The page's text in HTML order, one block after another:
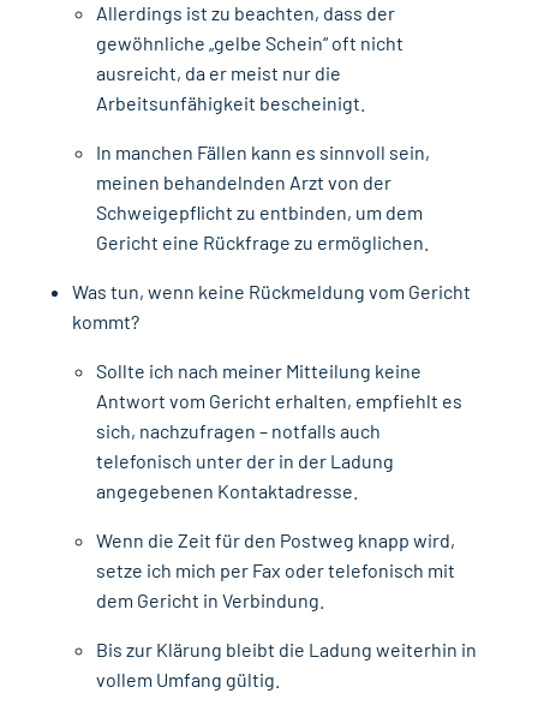
Allerdings ist zu beachten, dass der
gewöhnliche „gelbe Schein“ oft nicht
ausreicht, da er meist nur die
Arbeitsunfähigkeit bescheinigt.
In manchen Fällen kann es sinnvoll sein,
meinen behandelnden Arzt von der
Schweigepflicht zu entbinden, um dem
Gericht eine Rückfrage zu ermöglichen.
Was tun, wenn keine Rückmeldung vom Gericht
kommt?
Sollte ich nach meiner Mitteilung keine
Antwort vom Gericht erhalten, empfiehlt es
sich, nachzufragen – notfalls auch
telefonisch unter der in der Ladung
angegebenen Kontaktadresse.
Wenn die Zeit für den Postweg knapp wird,
setze ich mich per Fax oder telefonisch mit
dem Gericht in Verbindung.
Bis zur Klärung bleibt die Ladung weiterhin in
vollem Umfang gültig.